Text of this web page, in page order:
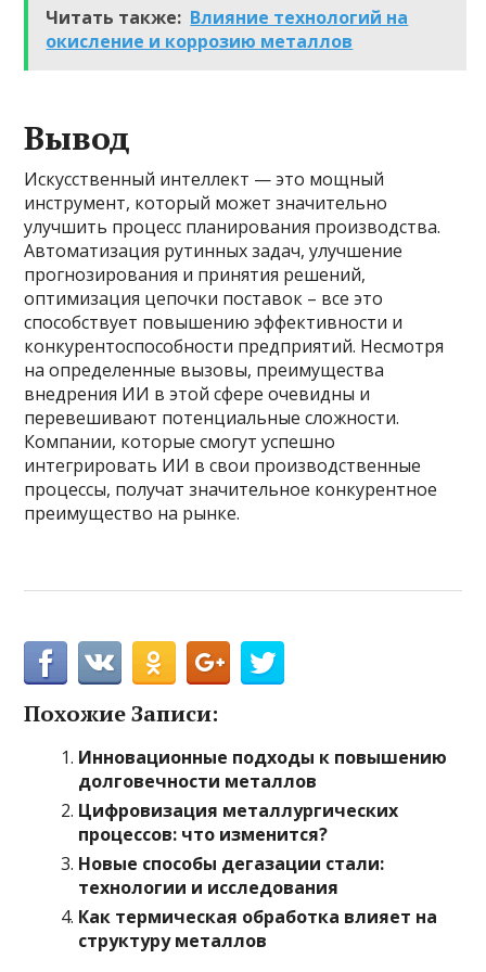
Читать также: Влияние технологий на
окисление и коррозию металлов
Вывод
Искусственный интеллект — это мощный
инструмент, который может значительно
улучшить процесс планирования производства.
Автоматизация рутинных задач, улучшение
прогнозирования и принятия решений,
оптимизация цепочки поставок – все это
способствует повышению эффективности и
конкурентоспособности предприятий. Несмотря
на определенные вызовы, преимущества
внедрения ИИ в этой сфере очевидны и
перевешивают потенциальные сложности.
Компании, которые смогут успешно
интегрировать ИИ в свои производственные
процессы, получат значительное конкурентное
преимущество на рынке.
Похожие Записи:
Инновационные подходы к повышению
долговечности металлов
Цифровизация металлургических
процессов: что изменится?
Новые способы дегазации стали:
технологии и исследования
Как термическая обработка влияет на
структуру металлов